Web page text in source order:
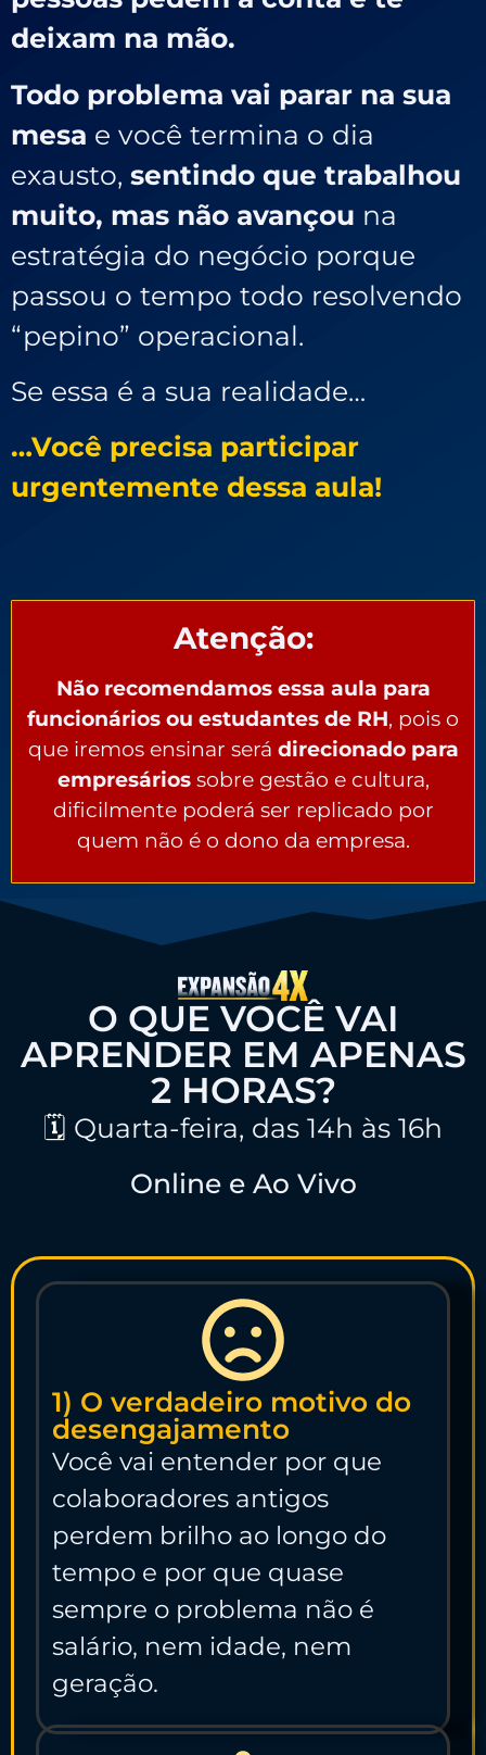
deixam na mão.
Todo problema vai parar na sua
mesa e você termina o dia
exausto, sentindo que trabalhou
muito, mas não avançou na
estratégia do negócio porque
passou o tempo todo resolvendo
“pepino” operacional.
Se essa é a sua realidade…
…Você precisa participar
urgentemente dessa aula!
Atenção:
Não recomendamos essa aula para
funcionários ou estudantes de RH, pois o
que iremos ensinar será direcionado para
empresáriossobre gestão e cultura,
dificilmente poderá ser replicado por
quem não é o dono da empresa.
O QUE VOCÊ VAI
APRENDER EM APENAS
2 HORAS?
🗓️ Quarta-feira, das 14h às 16h
Online e Ao Vivo
1) O verdadeiro motivo do
desengajamento
Você vai entender por que
colaboradores antigos
perdem brilho ao longo do
tempo e por que quase
sempre o problema não é
salário, nem idade, nem
geração.